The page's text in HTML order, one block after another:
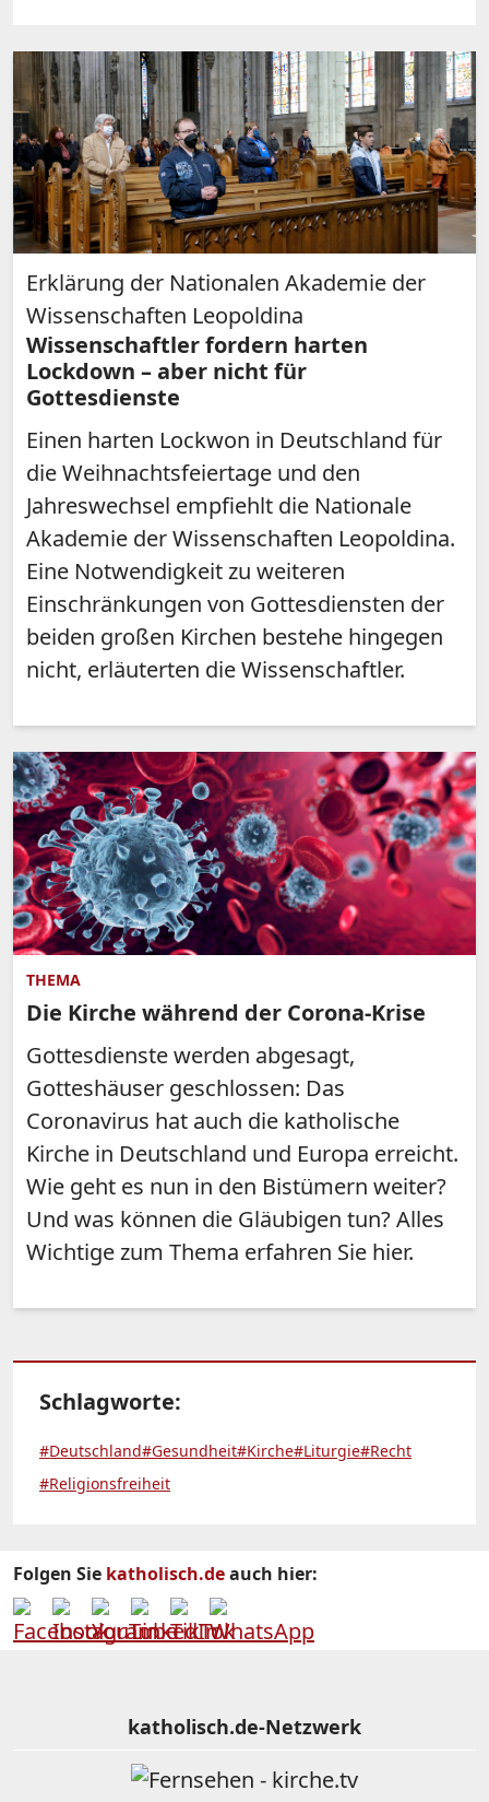
Erklärung der Nationalen Akademie der
Wissenschaften Leopoldina
Wissenschaftler fordern harten
Lockdown – aber nicht für
Gottesdienste
Einen harten Lockwon in Deutschland für
die Weihnachtsfeiertage und den
Jahreswechsel empfiehlt die Nationale
Akademie der Wissenschaften Leopoldina.
Eine Notwendigkeit zu weiteren
Einschränkungen von Gottesdiensten der
beiden großen Kirchen bestehe hingegen
nicht, erläuterten die Wissenschaftler.
THEMA
Die Kirche während der Corona-Krise
Gottesdienste werden abgesagt,
Gotteshäuser geschlossen: Das
Coronavirus hat auch die katholische
Kirche in Deutschland und Europa erreicht.
Wie geht es nun in den Bistümern weiter?
Und was können die Gläubigen tun? Alles
Wichtige zum Thema erfahren Sie hier.
Schlagworte:
#Deutschland#Gesundheit#Kirche#Liturgie#Recht
#Religionsfreiheit
Folgen Sie katholisch.deauch hier:
katholisch.de-Netzwerk